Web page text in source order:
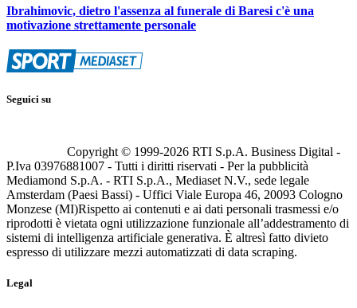
Ibrahimovic, dietro l'assenza al funerale di Baresi c'è una
motivazione strettamente personale
Seguici su
Copyright © 1999-2026 RTI S.p.A. Business Digital -
P.Iva 03976881007 - Tutti i diritti riservati - Per la pubblicità
Mediamond S.p.A. - RTI S.p.A., Mediaset N.V., sede legale
Amsterdam (Paesi Bassi) - Uffici Viale Europa 46, 20093 Cologno
Monzese (MI)Rispetto ai contenuti e ai dati personali trasmessi e/o
riprodotti è vietata ogni utilizzazione funzionale all’addestramento di
sistemi di intelligenza artificiale generativa. È altresì fatto divieto
espresso di utilizzare mezzi automatizzati di data scraping.
Legal